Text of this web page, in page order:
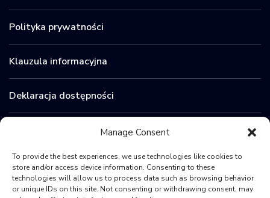
Manage Consent
To provide the best experiences, we use technologies like cookies to
store and/or access device information. Consenting to these
technologies will allow us to process data such as browsing behavior
or unique IDs on this site. Not consenting or withdrawing consent, may
Polityka prywatności
Klauzula informacyjna
Deklaracja dostępności
Zamówienia publiczne
BIP